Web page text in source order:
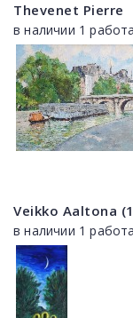
Thevenet Pierre
в наличии 1 работа
Veikko Aaltona
в наличии 1 работа